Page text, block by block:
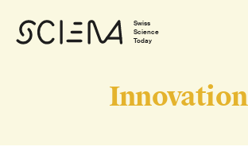
Swiss
Science
Today
Innovation